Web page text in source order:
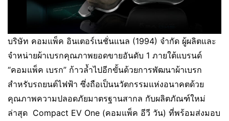
บริษัท คอมแพ็ค อินเตอร์เนชั่นแนล (1994) จำกัด ผู้ผลิตและ
จำหน่ายผ้าเบรกคุณภาพยอดขายอันดับ 1 ภายใต้แบรนด์
“คอมแพ็ค เบรก” ก้าวล้ำไปอีกขั้นด้วยการพัฒนาผ้าเบรก
สำหรับรถยนต์ไฟฟ้า ซึ่งถือเป็นนวัตกรรมแห่งอนาคตด้วย
คุณภาพความปลอดภัยมาตรฐานสากล กับผลิตภัณฑ์ใหม่
ล่าสุด Compact EV One (คอมแพ็ค อีวี วัน) ที่พร้อมส่งมอบ